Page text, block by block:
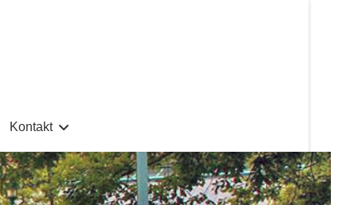
Kontakt